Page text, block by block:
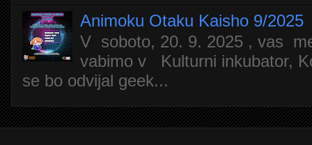
Animoku Otaku Kaisho 9/2025
V soboto, 20. 9. 2025 , vas
vabimo v Kulturni inkubator,
se bo odvijal geek...